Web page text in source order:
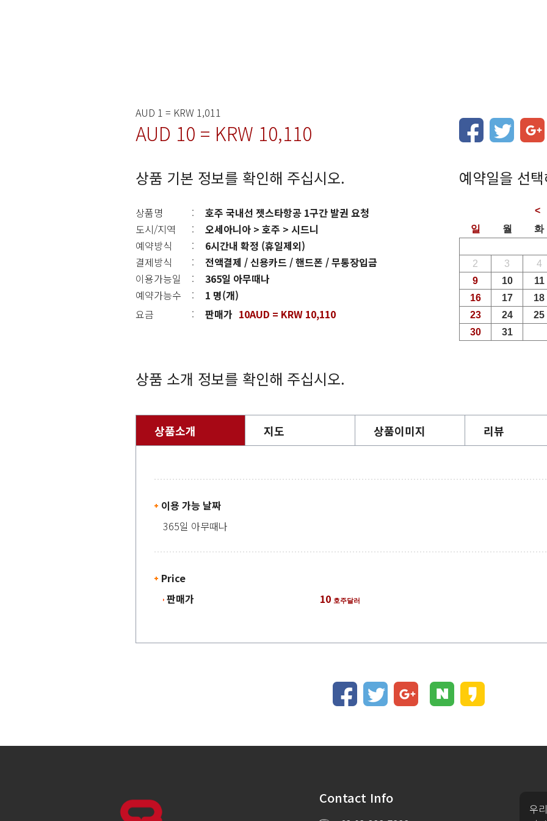
AUD 1 = KRW 1,011
AUD 10 = KRW 10,110
상품 기본 정보를 확인해 주십시오.
상품명 :
호주 국내선 젯스타항공 1구간 발권 요청
도시/지역
:
오세아니아 > 호주 > 시드니
예약방식
:
6시간내 확정 (휴일제외)
결제방식
:
전액결제 / 신용카드 / 핸드폰 / 무통장입금
이용가능일
:
365일 아무때나
예약가능수
:
1 명(개)
요금
: 판매가 10AUD = KRW 10,110
예약일을 선
상품 소개 정보를 확인해 주십시오.
상품소개 지도 상품이미지 리뷰
이용 가능 날짜
365일 아무때나
Price
판매가
10 호주달러
Contact Info
우